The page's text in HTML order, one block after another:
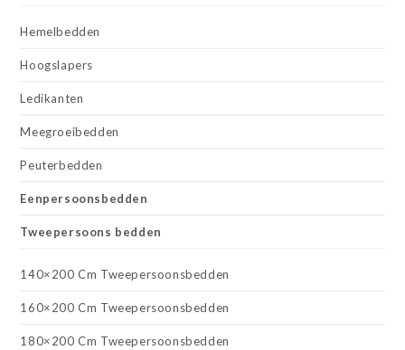
Hemelbedden
Hoogslapers
Ledikanten
Meegroeibedden
Peuterbedden
Eenpersoonsbedden
Tweepersoons bedden
140×200 Cm Tweepersoonsbedden
160×200 Cm Tweepersoonsbedden
180×200 Cm Tweepersoonsbedden